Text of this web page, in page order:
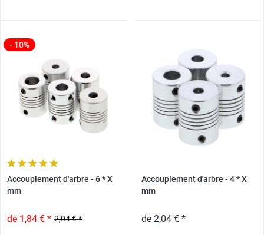
- 10%
Accouplement d'arbre - 6 * X
mm
2,04 € *
de 1,84 € *
Accouplement d'arbre - 4 * X
mm
de 2,04 € *